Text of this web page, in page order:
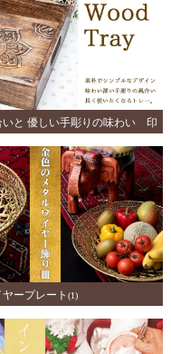
いと 優しい手彫りの味わい 印
ープレート (1)